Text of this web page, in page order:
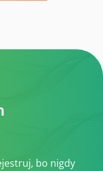
bo nigdy